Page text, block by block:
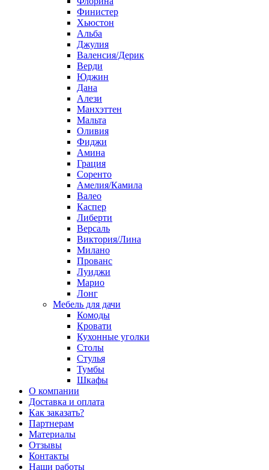
Финистер
Хьюстон
Альба
Джулия
Валенсия/Дерик
Верди
Юджин
Дана
Алези
Манхэттен
Мальта
Оливия
Фиджи
Амина
Грация
Соренто
Амелия/Камила
Валео
Каспер
Либерти
Версаль
Виктория/Лина
Милано
Прованс
Луиджи
Марио
Лонг
Мебель для дачи
Комоды
Кровати
Кухонные уголки
Столы
Стулья
Тумбы
Шкафы
О компании
Доставка и оплата
Как заказать?
Партнерам
Материалы
Отзывы
Контакты
Наши работы